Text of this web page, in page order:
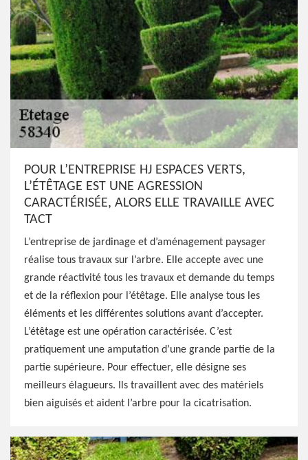
POUR L’ENTREPRISE HJ ESPACES VERTS,
L’ÉTÊTAGE EST UNE AGRESSION
CARACTÉRISÉE, ALORS ELLE TRAVAILLE AVEC
TACT
L’entreprise de jardinage et d’aménagement paysager
réalise tous travaux sur l’arbre. Elle accepte avec une
grande réactivité tous les travaux et demande du temps
et de la réflexion pour l’étêtage. Elle analyse tous les
éléments et les différentes solutions avant d’accepter.
L’étêtage est une opération caractérisée. C’est
pratiquement une amputation d’une grande partie de la
partie supérieure. Pour effectuer, elle désigne ses
meilleurs élagueurs. Ils travaillent avec des matériels
bien aiguisés et aident l’arbre pour la cicatrisation.